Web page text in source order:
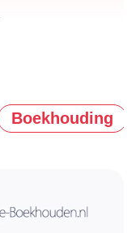
Boekhouding